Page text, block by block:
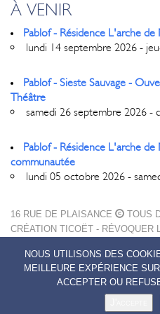
À VENIR
Pablof - Résidence L'arche
lundi 14 septembre 2026 -
Pablof - Sieste Sauvage -
Théâtre
samedi 26 septembre 2026 -
Pablof - Résidence L'arche
communautée
lundi 05 octobre 2026 -
16 RUE DE PLAISANCE
TOUS
CRÉATION TICOËT - RÉVOQUER
MENTIONS LÉGALES
POLITIQUE DE CONFIDENTIALITÉ
NOUS UTILISONS DES
MEILLEURE EXPÉRIENCE
ACCEPTER OU